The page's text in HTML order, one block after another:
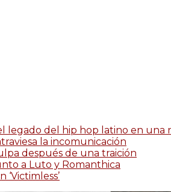
legado del hip hop latino en
la incomunicación
después de una traición
a Luto y Romanthica